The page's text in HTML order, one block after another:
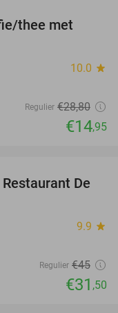
thee met
10.0 star
Regulier €28,80
€14,95
30%
De
9.9 star
Regulier €45
€31 ,50